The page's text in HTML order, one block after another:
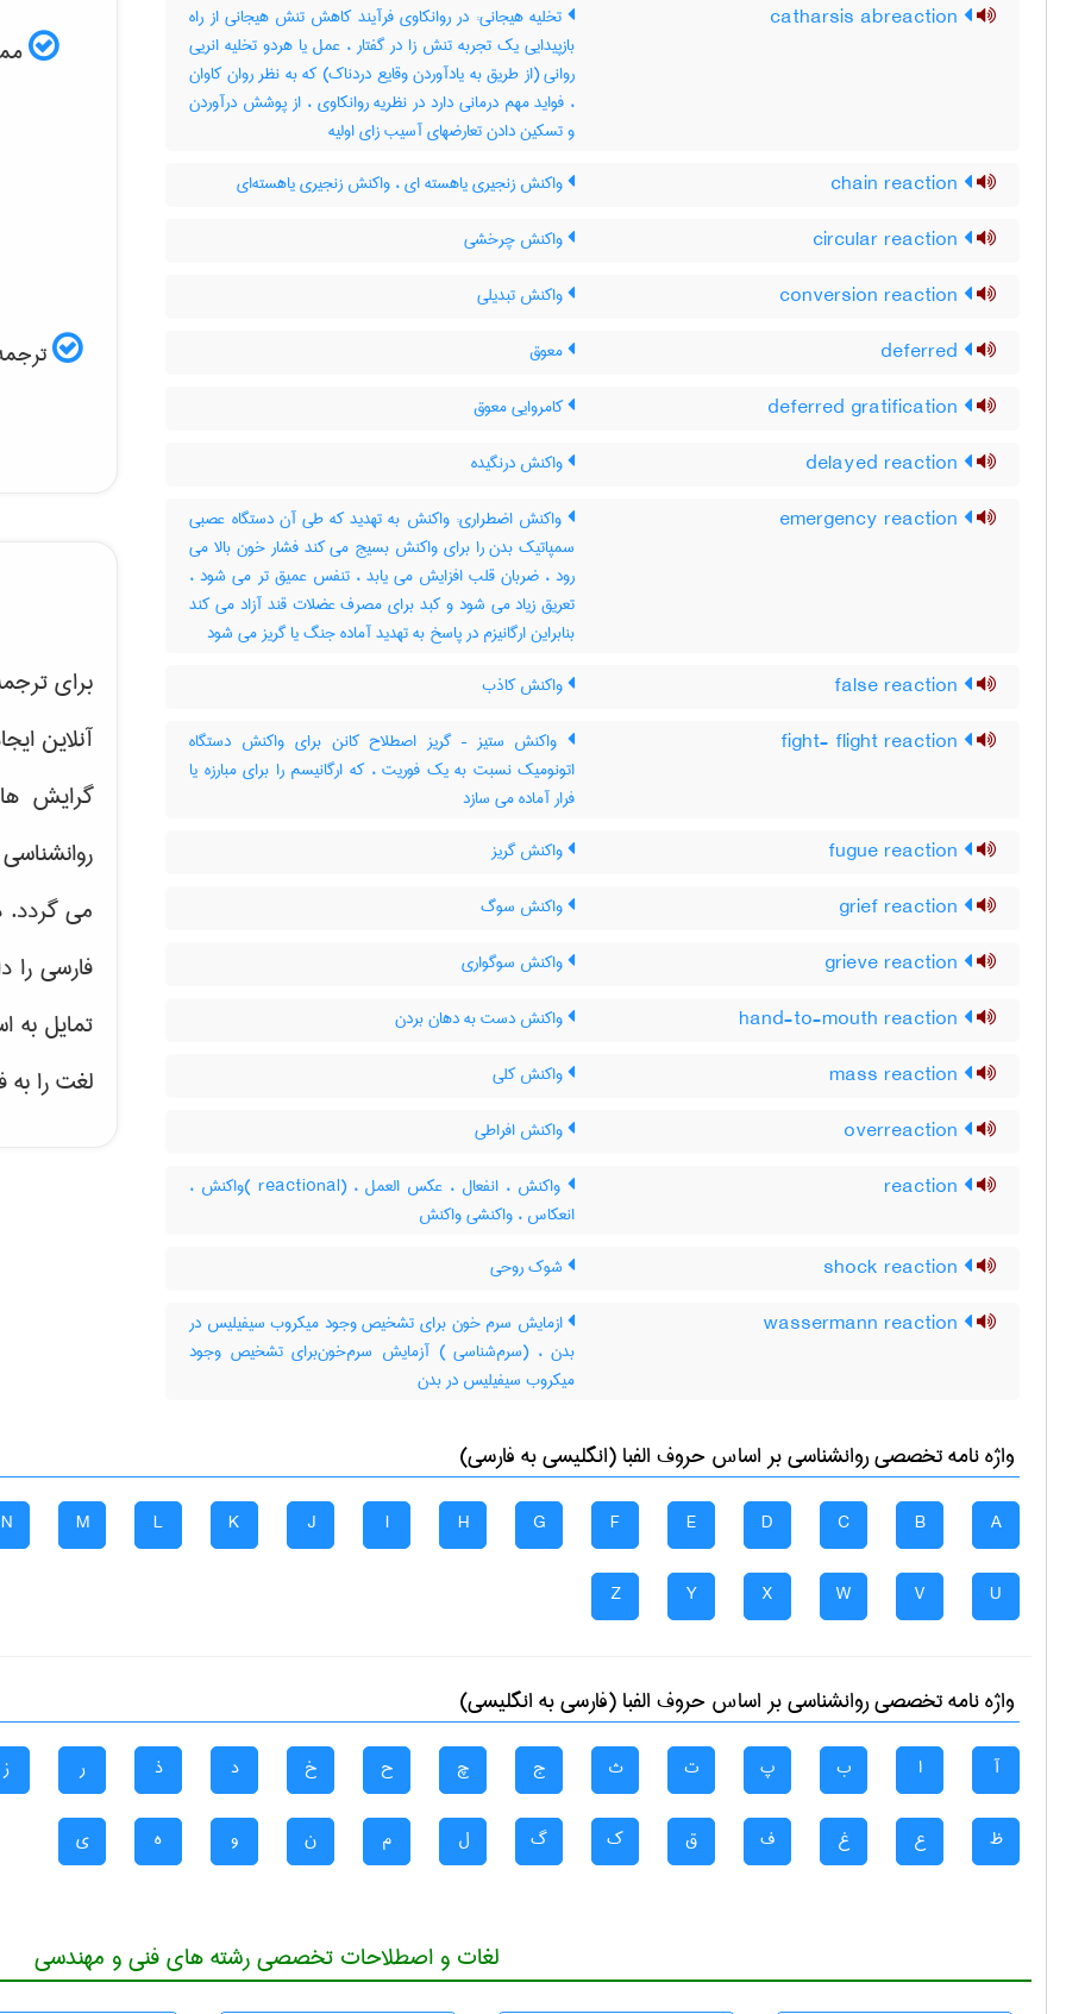
تخلیه هیجانی: در روانکاوی فرآیند کاهش تنش هیجانی از راه
بازپیدایی یک تجربه تنش زا در گفتار ، عمل یا هردو تخلیه انریی
روانی (از طریق به یادآوردن وقایع دردناک) که به نظر روان کاوان
، فواید مهم درمانی دارد در نظریه روانکاوی ، از پوشش درآوردن
و تسکین دادن تعارضهای آسیب زای اولیه
واکنش زنجیری یاهسته ای ، واکنش زنجیری یاهسته‌ای
واکنش چرخشی
واکنش تبدیلی
معوق
کامروایی معوق
واکنش درنگیده
واکنش اضطراری: واکنش به تهدید که طی آن دستگاه عصبی
سمپاتیک بدن را برای واکنش بسیج می کند فشار خون بالا می
رود ، ضربان قلب افزایش می یابد ، تنفس عمیق تر می شود ،
تعریق زیاد می شود و کبد برای مصرف عضلات قند آزاد می کند
بنابراین ارگانیزم در پاسخ به تهدید آماده جنگ یا گریز می شود
واکنش کاذب
واکنش ستیز – گریز اصطلاح کانن برای واکنش دستگاه
اتونومیک نسبت به یک فوریت ، که ارگانیسم را برای مبارزه یا
فرار آماده می سازد
واکنش گریز
واکنش سوگ
واکنش سوگواری
واکنش دست به دهان بردن
واکنش کلی
واکنش افراطی
واکنش ، انفعال ، عکس العمل ، (reactional )واکنش ،
انعکاس ، واکنشی واکنش
شوک روحی
ازمایش سرم خون برای تشخیص وجود میکروب سیفیلیس در
بدن ، (سرم‌شناسی ) آزمایش سرم‌خون‌برای تشخیص وجود
میکروب سیفیلیس در بدن
برای
آنلاین
گرایش
می گردد.
فارسی را
تمایل به
لغت را
واژه نامه تخصصیروانشناسیبر اساس حروف الفبا (انگلیسی به فارسی)
A
B
C
D
E
F
G
H
I
J
K
L
M
N
U
V
W
X
Y
Z
واژه نامه تخصصیروانشناسیبر اساس حروف الفبا (فارسی به انگلیسی)
آ ا ب پ ت ث ج چ ح خ د ذ ر ز
ظ ع غ ف ق ک گ ل م ن و ه ی
لغات و اصطلاحات تخصصی رشته های فنی و مهندسی